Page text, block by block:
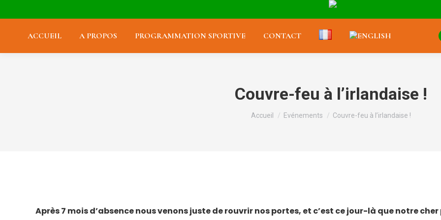
ACCUEIL A PROPOS PROGRAMMATION SPORTIVE CONTACT
Couvre-feu à l’irlandaise !
Vous êtes ici :
Accueil Evénements Couvre-feu à l’irlandaise !
Après 7 mois d’absence nous venons juste de rouvrir nos portes, et c’est ce jour-là que notre